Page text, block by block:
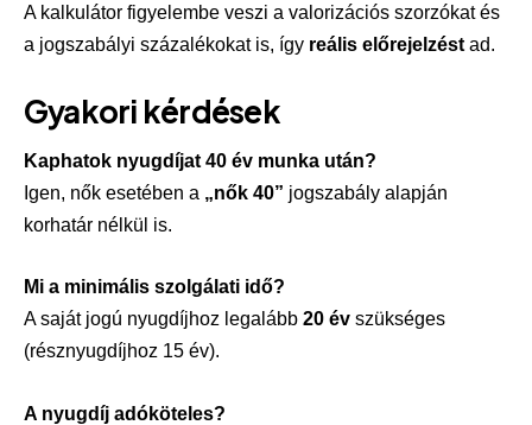
A kalkulátor figyelembe veszi a valorizációs szorzókat és
a jogszabályi százalékokat is, így reális előrejelzést ad.
Gyakori kérdések
Kaphatok nyugdíjat 40 év munka után?
Igen, nők esetében a „nők 40” jogszabály alapján
korhatár nélkül is.
Mi a minimális szolgálati idő?
A saját jogú nyugdíjhoz legalább 20 év szükséges
(résznyugdíjhoz 15 év).
A nyugdíj adóköteles?